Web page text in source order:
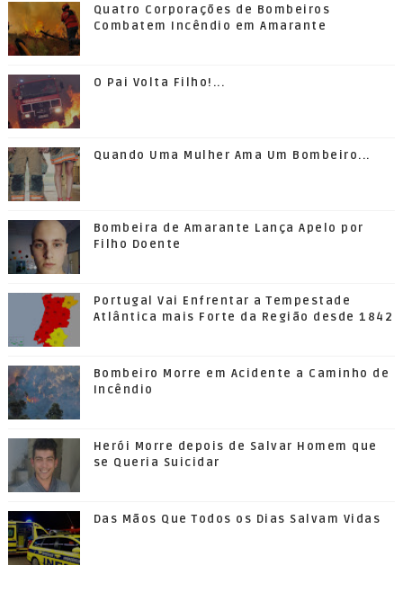
Quatro Corporações de Bombeiros
Combatem Incêndio em Amarante
O Pai Volta Filho!...
Quando Uma Mulher Ama Um Bombeiro...
Bombeira de Amarante Lança Apelo por
Filho Doente
Portugal Vai Enfrentar a Tempestade
Atlântica mais Forte da Região desde 1842
Bombeiro Morre em Acidente a Caminho de
Incêndio
Herói Morre depois de Salvar Homem que
se Queria Suicidar
Das Mãos Que Todos os Dias Salvam Vidas